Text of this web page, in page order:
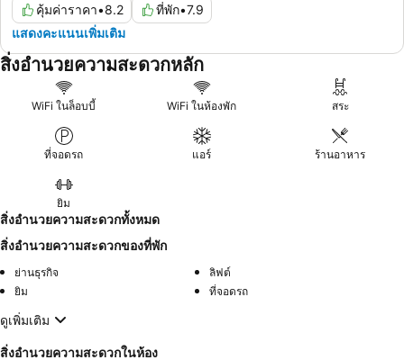
คุ้มค่าราคา•8.2 ที่พัก•7.9
แสดงคะแนนเพิ่มเติม
สิ่งอำนวยความสะดวกหลัก
WiFi ในล็อบบี้ WiFi ในห้องพัก สระ
ที่จอดรถ แอร์ ร้านอาหาร
ยิม
สิ่งอำนวยความสะดวกทั้งหมด
สิ่งอำนวยความสะดวกของที่พัก
ย่านธุรกิจ
ลิฟต์
ยิม
ที่จอดรถ
ดูเพิ่มเติม
สิ่งอำนวยความสะดวกในห้อง